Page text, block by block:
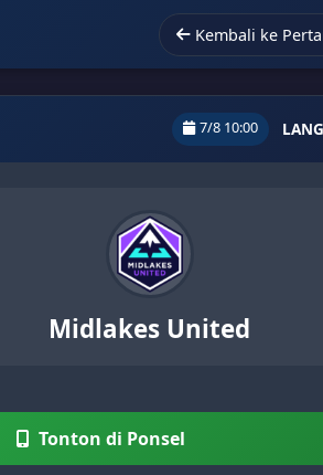
Kembali ke
7/8 10:00
Midlakes United
Tonton di Ponsel